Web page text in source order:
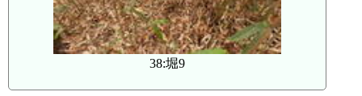
38:堀9